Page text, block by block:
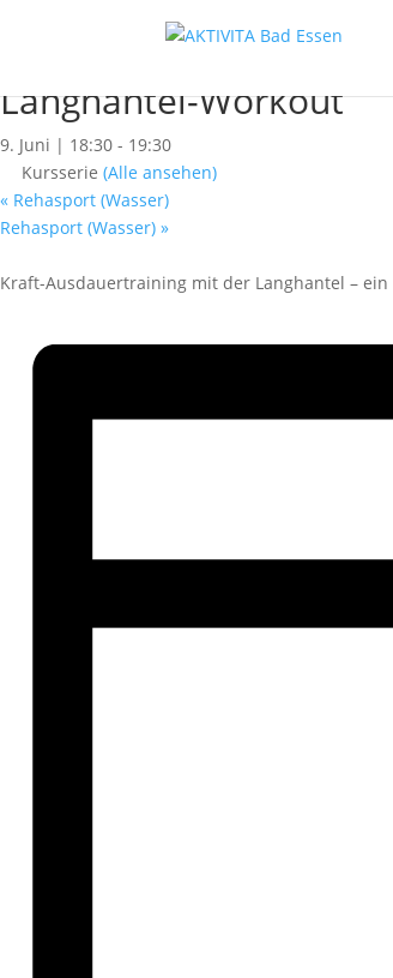
Langhantel-Workout
9. Juni | 18:30 - 19:30
Kursserie (Alle ansehen)
« Rehasport (Wasser)
Rehasport (Wasser) »
Kraft-Ausdauertraining mit der Langhantel –